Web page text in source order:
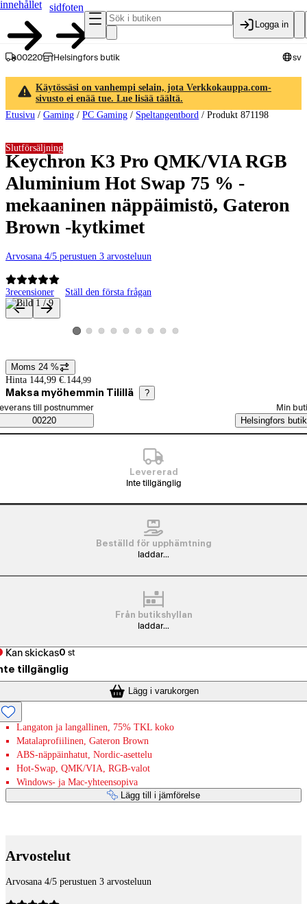
innehållet
sidfoten
Logga in
00220 Helsingfors butik sv
Käytössäsi on vanhempi selain, jota Verkkokauppa.com-
sivusto ei enää tue. Lue lisää täältä.
Etusivu / Gaming / PC Gaming / Speltangentbord / Produkt 871198
Keychron K3 Pro QMK/VIA RGB
Aluminium Hot Swap 75 % -
mekaaninen näppäimistö, Gateron
Brown -kytkimet
Arvosana 4/5 perustuen 3 arvosteluun
3recensioner Ställ den första frågan
Slutförsäljning
Produktbilder och videor
Visa produktbild 1
Visa produktbild 2
Visa produktbild 3
Visa produktbild 4
Visa produktbild 5
Visa produktbild 6
Visa produktbild 7
Visa produktbild 8
Visa produktbild 9
Prisinformation
Moms 24 %
Hinta 144,99 €. 144,99
Maksa myöhemmin Tilillä ?
Saatavuustiedot
beställningssätt
till postnummer
00220
Min
Helsingfors butik
Levererad
Inte tillgänglig
Beställd för upphämtning
laddar...
Från butikshyllan
laddar...
Kan skickas0 st
tillgänglig
Lägg i varukorgen
Langaton ja langallinen, 75% TKL koko
Matalaprofiilinen, Gateron Brown
ABS-näppäinhatut, Nordic-asettelu
Hot-Swap, QMK/VIA, RGB-valot
Windows- ja Mac-yhteensopiva
Lägg till i jämförelse
Arvostelut
Arvosana 4/5 perustuen 3 arvosteluun